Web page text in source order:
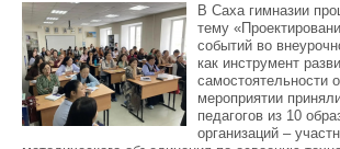
В Саха гимназии
тему
событий во
как инструмент
самостоятельности
мероприятии
педагогов из 10
организаций –